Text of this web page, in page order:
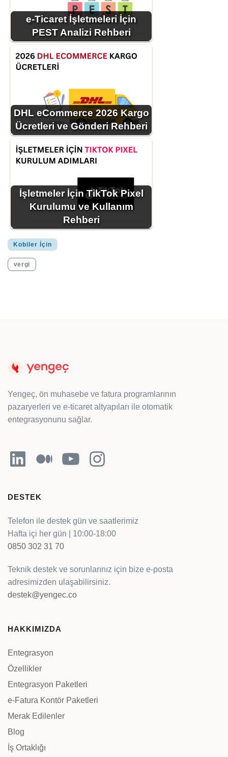
e-Ticaret İşletmeleri İçin
PEST Analizi Rehberi
DHL eCommerce 2026 Kargo
Ücretleri ve Gönderi Rehberi
İşletmeler İçin TikTok Pixel
Kurulumu ve Kullanım
Rehberi
Kobiler İçin
vergi
Yengeç, ön muhasebe ve fatura programlarının
pazaryerleri ve e-ticaret altyapıları ile otomatik
entegrasyonunu sağlar.
LinkedInOrta YouTubeInstagram
DESTEK
Telefon ile destek gün ve saatlerimiz
Hafta içi her gün | 10:00-18:00
0850 302 31 70
Teknik destek ve sorunlarınız için bize e-posta
adresimizden ulaşabilirsiniz.
destek@yengec.co
HAKKIMIZDA
Entegrasyon
Özellikler
Entegrasyon Paketleri
e-Fatura Kontör Paketleri
Merak Edilenler
Blog
İş Ortaklığı